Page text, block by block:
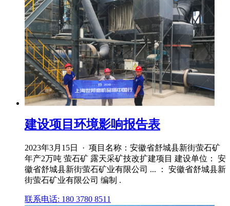
建设项目环境影响报告表
2023年3月15日 · 项目名称：安徽省舒城县新街萤石矿
年产2万吨 萤石矿 露天采矿技改扩建项目 建设单位： 安
徽省舒城县新街萤石矿业有限公司 ... ： 安徽省舒城县新
街萤石矿业有限公司 编制 .
联系电话: 180 3780 8511